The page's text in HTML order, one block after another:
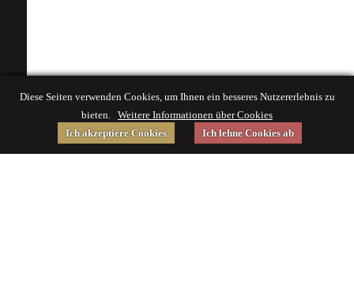
Diese Seiten verwenden Cookies, um Ihnen ein besseres Nutzererlebnis zu
bieten. Weitere Informationen über Cookies
Ich akzeptiere Cookies
Ich lehne Cookies ab